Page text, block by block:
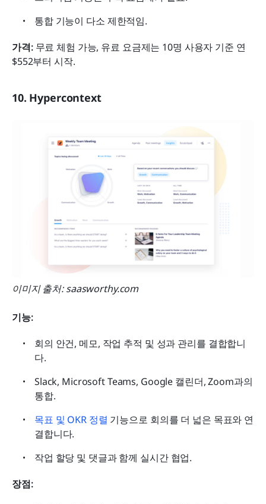
통합 기능이 다소 제한적임.
가격: 무료 체험 가능, 유료 요금제는 10명 사용자 기준 연
$552부터 시작.
10. Hypercontext
이미지 출처: saasworthy.com
기능:
회의 안건, 메모, 작업 추적 및 성과 관리를 결합합니
다.
Slack, Microsoft Teams, Google 캘린더, Zoom과의
통합.
목표 및 OKR 정렬 기능으로 회의를 더 넓은 목표와 연
결합니다.
작업 할당 및 댓글과 함께 실시간 협업.
장점: